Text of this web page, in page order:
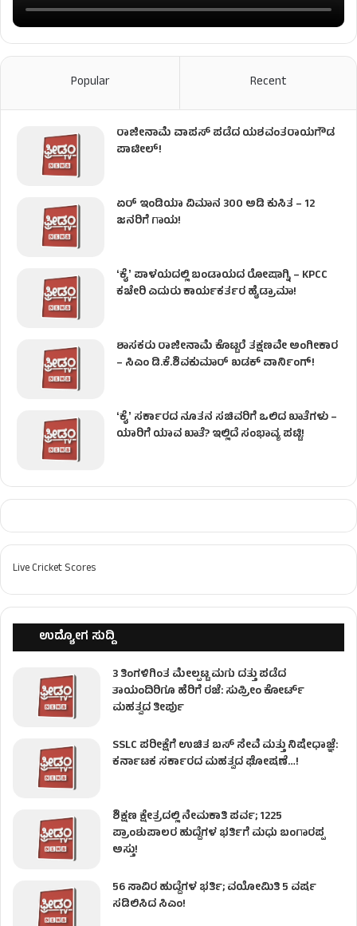
Popular Recent
ರಾಜೀನಾಮೆ ವಾಪಸ್ ಪಡೆದ ಯಶವಂತರಾಯಗೌಡ
ಪಾಟೀಲ್‌!
ಏರ್ ಇಂಡಿಯಾ ವಿಮಾನ 300 ಅಡಿ ಕುಸಿತ – 12
ಜನರಿಗೆ ಗಾಯ!
ʻಕೈʼ​ ಪಾಳಯದಲ್ಲಿ ಬಂಡಾಯದ ರೋಷಾಗ್ನಿ – KPCC
ಕಚೇರಿ ಎದುರು ಕಾರ್ಯಕರ್ತರ ಹೈಡ್ರಾಮಾ!
ಶಾಸಕರು ರಾಜೀನಾಮೆ ಕೊಟ್ಟರೆ ತಕ್ಷಣವೇ ಅಂಗೀಕಾರ
– ಸಿಎಂ ಡಿ.ಕೆ.ಶಿವಕುಮಾರ್ ಖಡಕ್ ವಾರ್ನಿಂಗ್!
ʻಕೈʼ ಸರ್ಕಾರದ ನೂತನ ಸಚಿವರಿಗೆ ಒಲಿದ ಖಾತೆಗಳು –
ಯಾರಿಗೆ ಯಾವ ಖಾತೆ? ಇಲ್ಲಿದೆ ಸಂಭಾವ್ಯ ಪಟ್ಟಿ!
Live Cricket Scores
ಉದ್ಯೋಗ ಸುದ್ದಿ
3 ತಿಂಗಳಿಗಿಂತ ಮೇಲ್ಪಟ್ಟ ಮಗು ದತ್ತು ಪಡೆದ
ತಾಯಂದಿರಿಗೂ ಹೆರಿಗೆ ರಜೆ: ಸುಪ್ರೀಂ ಕೋರ್ಟ್
ಮಹತ್ವದ ತೀರ್ಪು
SSLC ಪರೀಕ್ಷೆಗೆ ಉಚಿತ ಬಸ್ ಸೇವೆ ಮತ್ತು ನಿಷೇಧಾಜ್ಞೆ:
ಕರ್ನಾಟಕ ಸರ್ಕಾರದ ಮಹತ್ವದ ಘೋಷಣೆ…!
ಶಿಕ್ಷಣ ಕ್ಷೇತ್ರದಲ್ಲಿ ನೇಮಕಾತಿ ಪರ್ವ; 1225
ಪ್ರಾಂಶುಪಾಲರ ಹುದ್ದೆಗಳ ಭರ್ತಿಗೆ ಮಧು ಬಂಗಾರಪ್ಪ
ಅಸ್ತು!
56 ಸಾವಿರ ಹುದ್ದೆಗಳ ಭರ್ತಿ; ವಯೋಮಿತಿ 5 ವರ್ಷ
ಸಡಿಲಿಸಿದ ಸಿಎಂ!